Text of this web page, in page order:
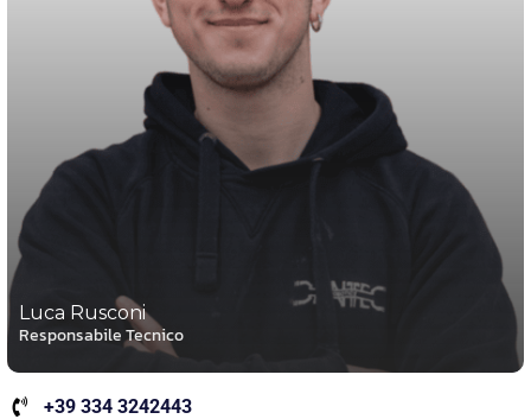
Luca Rusconi
Responsabile Tecnico
+39 334 3242443